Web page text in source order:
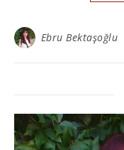
Ebru Bektaşoğlu